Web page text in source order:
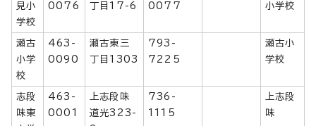
見小
学校
0076
丁目17-6
0077
小学校
瀬古
小学
校
463-
0090
瀬古東三
丁目1303
793-
7225
瀬古小
学校
志段
味東
463-
0001
上志段味
道光323-
736-
1115
上志段
味